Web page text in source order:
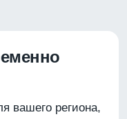
вашего региона,